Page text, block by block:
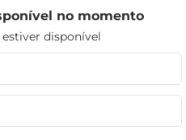
no momento
disponível